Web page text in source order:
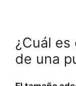
¿Cuál
de una